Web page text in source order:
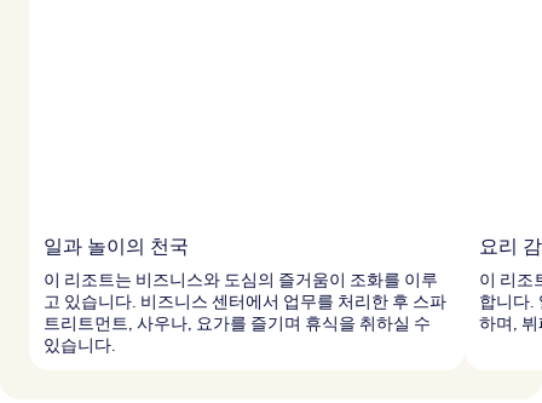
일과 놀이의 천국
이 리조트는 비즈니스와 도심의 즐거움이 조화를 이루
고 있습니다. 비즈니스 센터에서 업무를 처리한 후 스파
트리트먼트, 사우나, 요가를 즐기며 휴식을 취하실 수
있습니다.
요리
이 리조
합니다.
하며,